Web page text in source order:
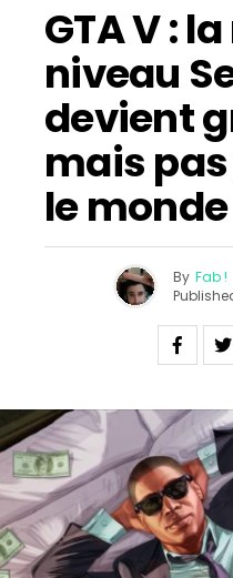
GTA V :
niveau
devient
mais
le monde
By Fab !